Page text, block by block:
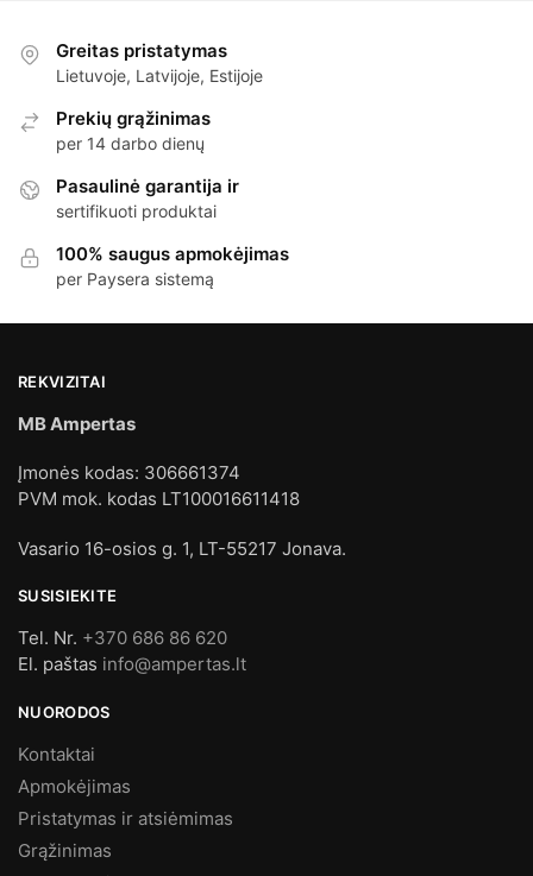
Greitas pristatymas
Lietuvoje, Latvijoje, Estijoje
Prekių grąžinimas
per 14 darbo dienų
Pasaulinė garantija ir
sertifikuoti produktai
100% saugus apmokėjimas
per Paysera sistemą
REKVIZITAI
MB Ampertas
Įmonės kodas: 306661374
PVM mok. kodas LT100016611418
Vasario 16-osios g. 1, LT-55217 Jonava.
SUSISIEKITE
Tel. Nr. +370 686 86 620
El. paštas info@ampertas.lt
NUORODOS
Kontaktai
Apmokėjimas
Pristatymas ir atsiėmimas
Grąžinimas